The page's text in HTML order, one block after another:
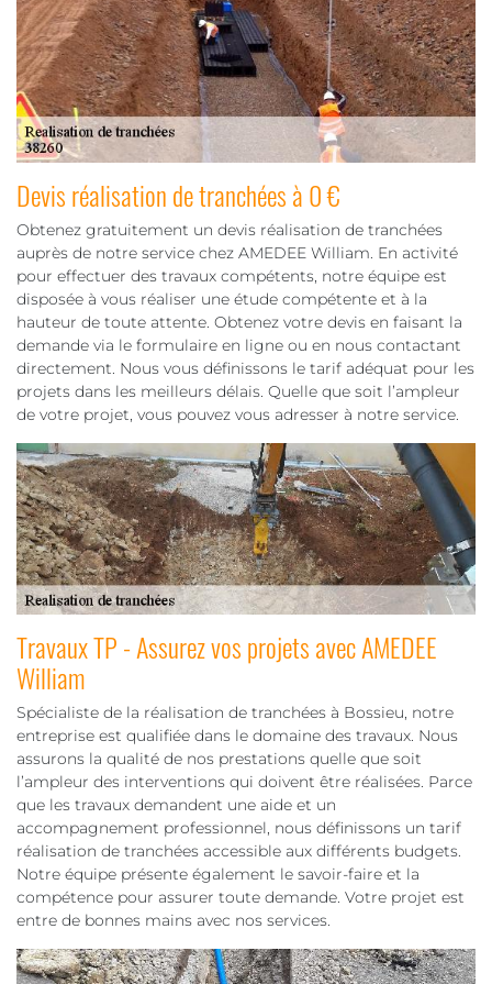
Devis réalisation de tranchées à 0 €
Obtenez gratuitement un devis réalisation de tranchées
auprès de notre service chez AMEDEE William. En activité
pour effectuer des travaux compétents, notre équipe est
disposée à vous réaliser une étude compétente et à la
hauteur de toute attente. Obtenez votre devis en faisant la
demande via le formulaire en ligne ou en nous contactant
directement. Nous vous définissons le tarif adéquat pour les
projets dans les meilleurs délais. Quelle que soit l’ampleur
de votre projet, vous pouvez vous adresser à notre service.
Travaux TP - Assurez vos projets avec AMEDEE
William
Spécialiste de la réalisation de tranchées à Bossieu, notre
entreprise est qualifiée dans le domaine des travaux. Nous
assurons la qualité de nos prestations quelle que soit
l’ampleur des interventions qui doivent être réalisées. Parce
que les travaux demandent une aide et un
accompagnement professionnel, nous définissons un tarif
réalisation de tranchées accessible aux différents budgets.
Notre équipe présente également le savoir-faire et la
compétence pour assurer toute demande. Votre projet est
entre de bonnes mains avec nos services.